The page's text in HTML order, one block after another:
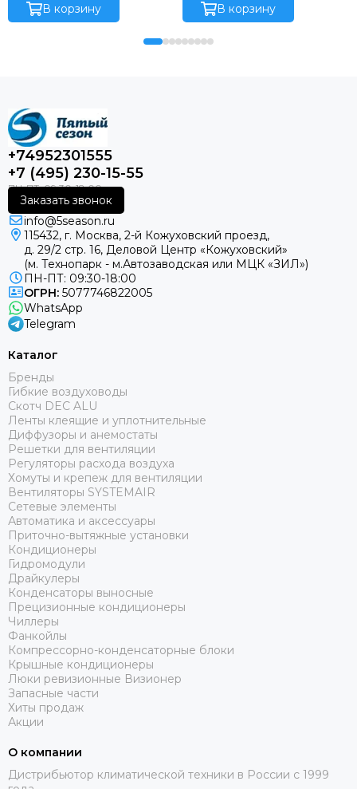
В корзину
В корзину
+74952301555
+7 (495) 230-15-55
Заказать звонок
info@5season.ru
115432, г. Москва, 2-й Кожуховский проезд,
д. 29/2 стр. 16, Деловой Центр «Кожуховский»
(м. Технопарк - м.Автозаводская или МЦК «ЗИЛ»)
ПН-ПТ: 09:30-18:00
ОГРН: 5077746822005
WhatsApp
Telegram
Каталог
Бренды
Гибкие воздуховоды
Скотч DEC ALU
Ленты клеящие и уплотнительные
Диффузоры и анемостаты
Решетки для вентиляции
Регуляторы расхода воздуха
Хомуты и крепеж для вентиляции
Вентиляторы SYSTEMAIR
Сетевые элементы
Автоматика и аксессуары
Приточно-вытяжные установки
Кондиционеры
Гидромодули
Драйкулеры
Конденсаторы выносные
Прецизионные кондиционеры
Чиллеры
Фанкойлы
Компрессорно-конденсаторные блоки
Крышные кондиционеры
Люки ревизионные Визионер
Запасные части
Хиты продаж
Акции
О компании
Дистрибьютор климатической техники в России с 1999